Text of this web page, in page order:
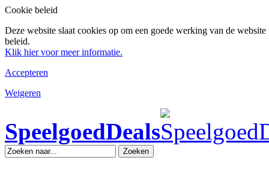
Cookie beleid
Deze website slaat cookies op om een goede werking van de
beleid.
Klik hier voor meer informatie.
Accepteren
Weigeren
SpeelgoedDeals
Zoeken